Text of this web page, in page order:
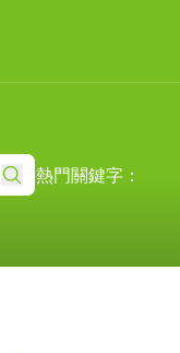
熱門關鍵字：